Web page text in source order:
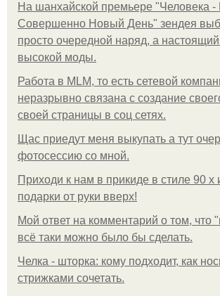
На шанхайской премьере "Человека -
Совершенно Новый День" зендея
просто очередной наряд, а
высокой моды.
Работа в MLM, то есть сетевой
неразрывно связана с создание
своей страницы в соц сетях.
Щас приедут меня выкупать а тут
фотосессию со мной.
Приходи к нам в прикиде в стиле 90 х
подарки от руки вверх!
Мой ответ на комментарий о том, что
всё таки можно было бы сделать.
Челка - шторка: кому подходит, как
стрижками сочетать.